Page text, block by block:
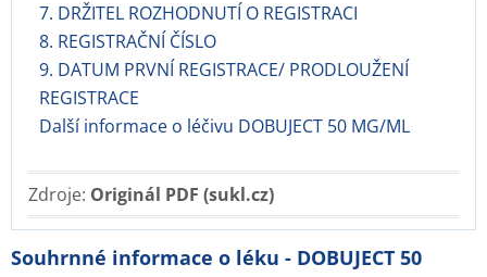
7. DRŽITEL ROZHODNUTÍ O REGISTRACI
8. REGISTRAČNÍ ČÍSLO
9. DATUM PRVNÍ REGISTRACE/ PRODLOUŽENÍ
REGISTRACE
Další informace o léčivu DOBUJECT 50 MG/ML
Zdroje: Originál PDF (sukl.cz)
Souhrnné informace o léku - DOBUJECT 50